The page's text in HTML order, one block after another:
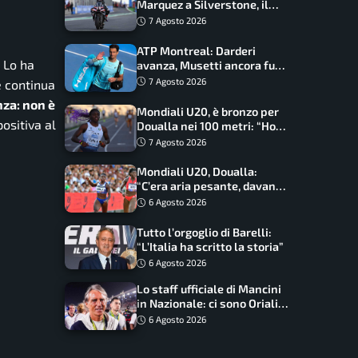
ha
continua
non è
al
Marquez a Silverstone, il
programma e gli orari
7 Agosto 2026
ATP Montreal: Darderi
avanza, Musetti ancora fuori
con Jodar
7 Agosto 2026
Mondiali U20, è bronzo per
Doualla nei 100 metri: “Ho
scacciato l’ansia”
7 Agosto 2026
Mondiali U20, Doualla:
“C’era aria pesante, davano
le mascherine! Finale? Non
6 Agosto 2026
Tutto l’orgoglio di Barelli:
“L’Italia ha scritto la storia”
6 Agosto 2026
Lo staff ufficiale di Mancini
in Nazionale: ci sono Oriali e
Bonucci, confermato un
6 Agosto 2026